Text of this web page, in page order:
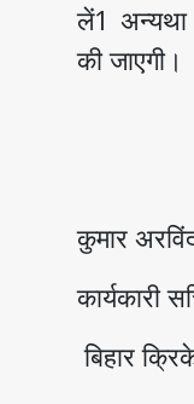
लें1 अन्यथा
की जाएगी।
कुमार
कार्यकारी
बिहार